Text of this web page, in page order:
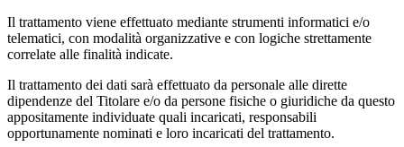
Il trattamento viene effettuato mediante strumenti informatici e/o
telematici, con modalità organizzative e con logiche strettamente
correlate alle finalità indicate.
Il trattamento dei dati sarà effettuato da personale alle dirette
dipendenze del Titolare e/o da persone fisiche o giuridiche da questo
appositamente individuate quali incaricati, responsabili
opportunamente nominati e loro incaricati del trattamento.